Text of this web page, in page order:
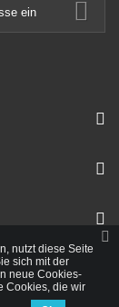
nutzt diese Seite
sich mit der
neue Cookies-
Cookies, die wir